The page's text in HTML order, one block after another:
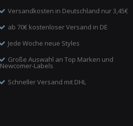
Versandkosten in Deutschland nur 3,45€
ab 70€ kostenloser Versand in DE
Jede Woche neue Styles
Große Auswahl an Top Marken und
Newcomer-Labels
Schneller Versand mit DHL